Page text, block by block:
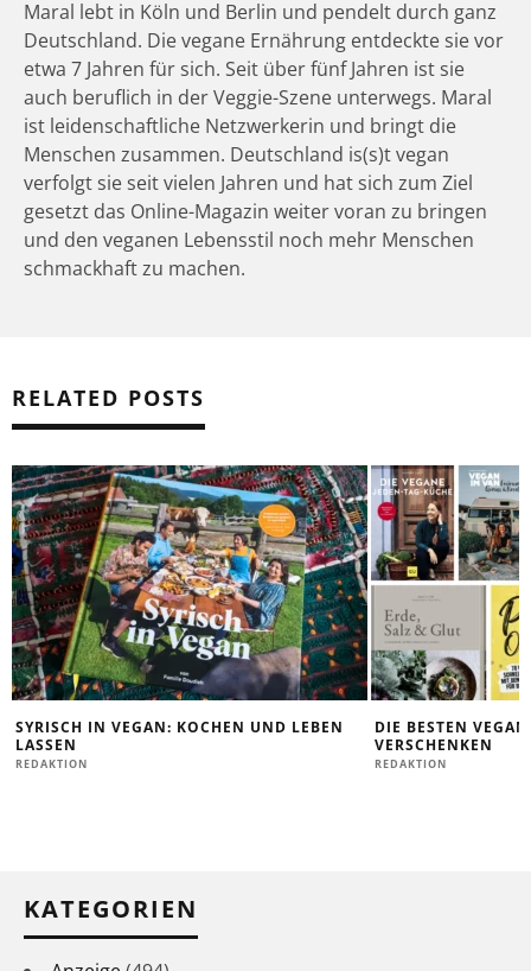
Maral lebt in Köln und Berlin und pendelt durch ganz
Deutschland. Die vegane Ernährung entdeckte sie vor
etwa 7 Jahren für sich. Seit über fünf Jahren ist sie
auch beruflich in der Veggie-Szene unterwegs. Maral
ist leidenschaftliche Netzwerkerin und bringt die
Menschen zusammen. Deutschland is(s)t vegan
verfolgt sie seit vielen Jahren und hat sich zum Ziel
gesetzt das Online-Magazin weiter voran zu bringen
und den veganen Lebensstil noch mehr Menschen
schmackhaft zu machen.
RELATED POSTS
SYRISCH IN VEGAN: KOCHEN UND LEBEN
LASSEN
REDAKTION
DIE BESTEN
VERSCHENKEN
REDAKTION
KATEGORIEN